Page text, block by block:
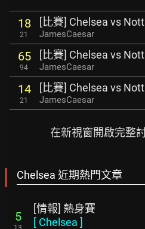
18
21
[比賽] Chelsea vs
JamesCaesar
65
94
[比賽] Chelsea vs
JamesCaesar
14
21
[比賽] Chelsea vs
JamesCaesar
在新視窗開啟完整
Chelsea 近期熱門文章
5
[情報] 熱身賽
[ Chelsea ]